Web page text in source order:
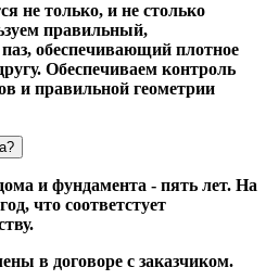
не только, и не столько
правильный,
обеспечивающий плотное
Обеспечиваем контроль
и правильной геометрии
и фундамента - пять лет. На
что соответстует
в договоре с заказчиком.